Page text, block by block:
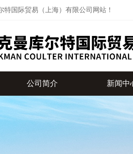
特国际贸易（上海）有限公司网站！
公司简介 新闻中